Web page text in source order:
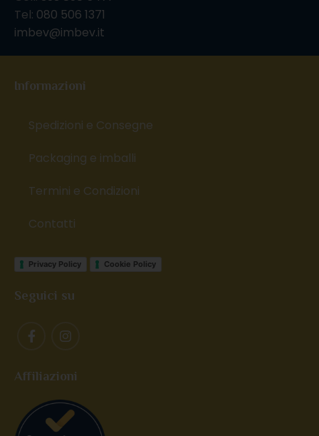
Tel: 080 506 1371
imbev@imbev.it
Informazioni
Spedizioni e Consegne
Packaging e imballi
Termini e Condizioni
Contatti
Privacy Policy Cookie Policy
Seguici su
Affiliazioni